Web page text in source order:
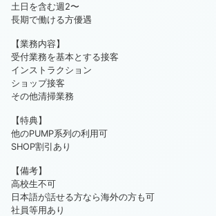
土日を含む週2〜
長期で働ける方優遇
【業務内容】
受付業務を基本とする接客
インストラクション
ショップ接客
その他清掃業務
【特典】
他のPUMP系列の利用可
SHOP割引あり
【備考】
高校生不可
日本語が話せる方なら海外の方も可
社員等用あり